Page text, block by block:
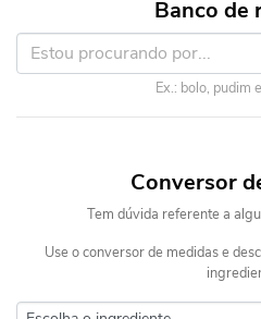
Banco de
Ex.: bolo, pudim
Conversor
Tem dúvida referente a
Use o conversor de medidas e